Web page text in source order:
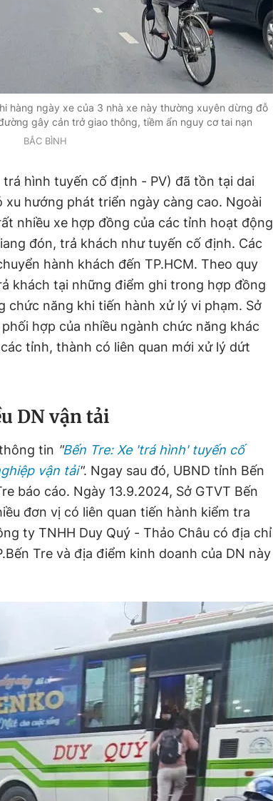
hàng ngày xe của 3 nhà xe này thường xuyên dừng đỗ
gây cản trở giao thông, tiềm ẩn nguy cơ tai nạn
BẮC BÌNH
hình tuyến cố định - PV) đã tồn tại dai
hướng phát triển ngày càng cao. Ngoài
nhiều xe hợp đồng của các tỉnh hoạt động
đón, trả khách như tuyến cố định. Các
hành khách đến TP.HCM. Theo quy
khách tại những điểm ghi trong hợp đồng
chức năng khi tiến hành xử lý vi phạm. Sở
hợp của nhiều ngành chức năng khác
tỉnh, thành có liên quan mới xử lý dứt
DN vận tải
tin "Bến Tre: Xe 'trá hình' tuyến cố
vận tải". Ngay sau đó, UBND tỉnh Bến
báo cáo. Ngày 13.9.2024, Sở GTVT Bến
đơn vị có liên quan tiến hành kiểm tra
ty TNHH Duy Quý - Thảo Châu có địa chỉ
Tre và địa điểm kinh doanh của DN này